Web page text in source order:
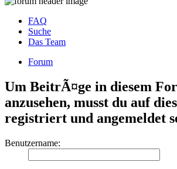
FAQ
Suche
Das Team
Forum
Um BeitrÃ¤ge in diesem
anzusehen, musst du auf
registriert und angemeldet
Benutzername: